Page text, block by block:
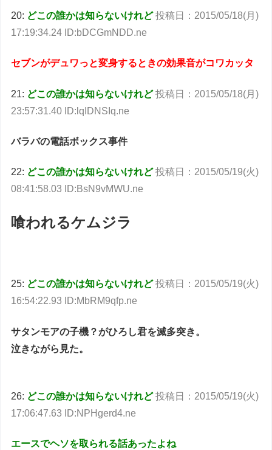
20: どこの誰かは知らないけれど 投稿日：2015/05/18(月)
17:19:34.24 ID:bDCGmNDD.ne
セブンがデュワっと変身するときの効果音がコワカッタ
21: どこの誰かは知らないけれど 投稿日：2015/05/18(月)
23:57:31.40 ID:lqIDNSIq.ne
バラバの電話ボックス事件
22: どこの誰かは知らないけれど 投稿日：2015/05/19(火)
08:41:58.03 ID:BsN9vMWU.ne
喰われるケムジラ
25: どこの誰かは知らないけれど 投稿日：2015/05/19(火)
16:54:22.93 ID:MbRM9qfp.ne
サタンモアの子機？がひろし君を滅多突き。
泣きながら見た。
26: どこの誰かは知らないけれど 投稿日：2015/05/19(火)
17:06:47.63 ID:NPHgerd4.ne
エースでヘソを取られる話あったよね